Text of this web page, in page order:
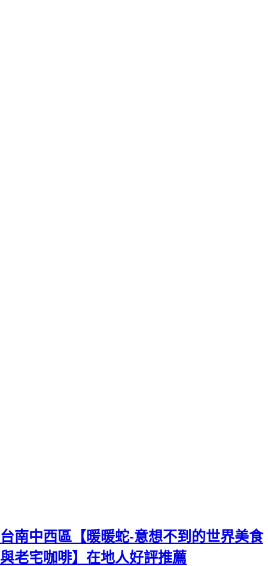
台南中西區【暖暖蛇-意想不到的世界美食
與老宅咖啡】在地人好評推薦